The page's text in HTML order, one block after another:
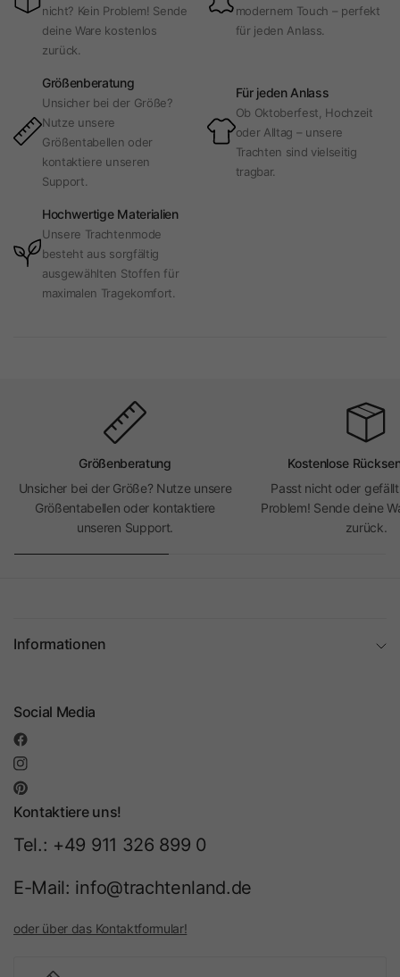
nicht? Kein Problem! Sende
deine Ware kostenlos
zurück.
modernem Touch – perfekt
für jeden Anlass.
Größenberatung
Unsicher bei der Größe?
Nutze unsere
Größentabellen oder
kontaktiere unseren
Support.
Für jeden Anlass
Ob Oktoberfest, Hochzeit
oder Alltag – unsere
Trachten sind vielseitig
tragbar.
Hochwertige Materialien
Unsere Trachtenmode
besteht aus sorgfältig
ausgewählten Stoffen für
maximalen Tragekomfort.
Größenberatung
Unsicher bei der Größe? Nutze unsere
Größentabellen oder kontaktiere
unseren Support.
Kostenlose
Passt nicht oder
Problem! Sende deine
zurück.
Informationen
Social Media
Kontaktiere uns!
Tel.: +49 911 326 899 0
E-Mail: info@trachtenland.de
oder über das Kontaktformular!